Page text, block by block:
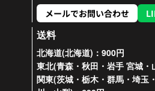
メールでお問い合わせ
送料
北海道(北海道)：900円
東北(青森・秋田・岩手 宮城・
関東(茨城・栃木・群馬・埼玉